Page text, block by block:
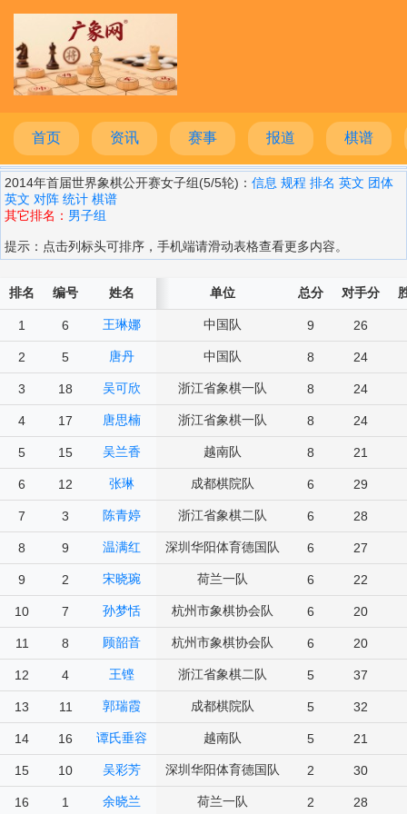
首页 资讯 赛事 报道 棋谱
2014年首届世界象棋公开赛女子组(5/5轮)： 信息 规程 排名 英文 团体
英文 对阵 统计 棋谱
其它排名： 男子组
提示：点击列标头可排序，手机端请滑动表格查看更多内容。
排名 编号 姓名 单位 总分 对手分
1 6 王琳娜 中国队 9 26
2 5 唐丹 中国队 8 24
3 18 吴可欣 浙江省象棋一队 8 24
4 17 唐思楠 浙江省象棋一队 8 24
5 15 吴兰香 越南队 8 21
6 12 张琳 成都棋院队 6 29
7 3 陈青婷 浙江省象棋二队 6 28
8 9 温满红 深圳华阳体育德国队 6 27
9 2 宋晓琬 荷兰一队 6 22
10 7 孙梦恬 杭州市象棋协会队 6 20
11 8 顾韶音 杭州市象棋协会队 6 20
12 4 王铿 浙江省象棋二队 5 37
13 11 郭瑞霞 成都棋院队 5 32
14 16 谭氏垂容 越南队 5 21
15 10 吴彩芳 深圳华阳体育德国队 2 30
16 1 余晓兰 荷兰一队 2 28